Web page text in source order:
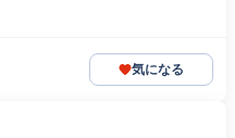
気になる